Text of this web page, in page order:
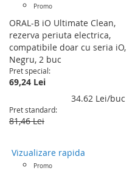
Promo
ORAL-B iO Ultimate Clean,
rezerva periuta electrica,
compatibile doar cu seria iO,
Negru, 2 buc
Pret special
69,24 Lei
34.62 Lei/buc
Pret standard
81,46 Lei
Vizualizare rapida
Promo